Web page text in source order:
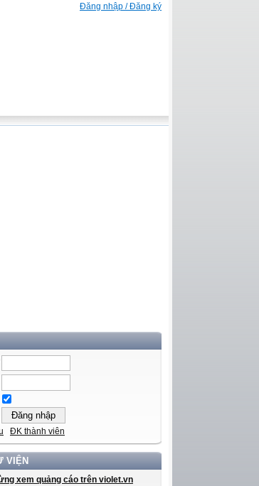
Đăng nhập / Đăng ký
ĐK thành viên
VIỆN
xem quảng cáo trên violet.vn